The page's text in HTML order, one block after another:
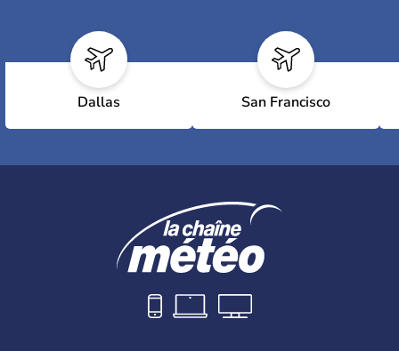
Dallas San Francisco